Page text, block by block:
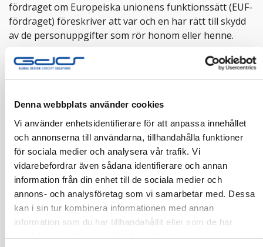
Denna webbplats använder cookies
Vi använder enhetsidentifierare för att anpassa innehållet
och annonserna till användarna, tillhandahålla funktioner
för sociala medier och analysera vår trafik. Vi
vidarebefordrar även sådana identifierare och annan
information från din enhet till de sociala medier och
annons- och analysföretag som vi samarbetar med. Dessa
kan i sin tur kombinera informationen med annan
information som du har tillhandahållit eller som de har
fördraget om Europeiska unionens funktionssätt (EUF-
fördraget) föreskriver att var och en har rätt till skydd
av de personuppgifter som rör honom eller henne.
(2)
Principerna och reglerna för skyddet för fysiska
oavsett deras medborgarskap eller hemvist, respektera
deras grundläggande rättigheter och friheter, särskilt
deras rätt till skydd av personuppgifter. Avsikten med
denna förordning är att bidra till att skapa ett område
med frihet, säkerhet och rättvisa och en ekonomisk
union, till ekonomiska och sociala framsteg, till
förstärkning och konvergens av ekonomierna inom
den inre marknaden samt till fysiska personers
välbefinnande.